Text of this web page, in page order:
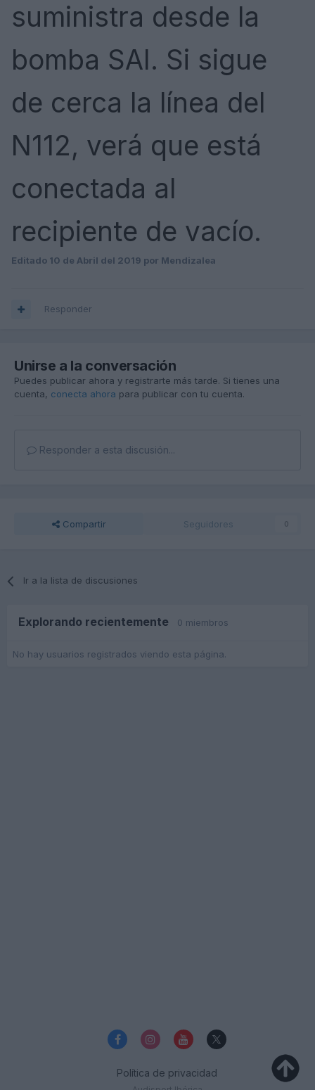
suministra desde la
bomba SAI. Si sigue
de cerca la línea del
N112, verá que está
conectada al
recipiente de vacío.
Editado 10 de Abril del 2019 por Mendizalea
Responder
Unirse a la conversación
Puedes publicar ahora y registrarte más tarde. Si tienes una
cuenta, conecta ahora para publicar con tu cuenta.
Responder a esta discusión...
Compartir Seguidores 0
Ir a la lista de discusiones
Explorando recientemente 0 miembros
No hay usuarios registrados viendo esta página.
Política de privacidad